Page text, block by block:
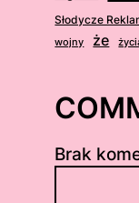
Słodycze
wojny że
Brak